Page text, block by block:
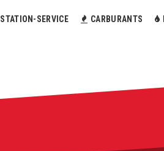
STATION-SERVICE CARBURANTS